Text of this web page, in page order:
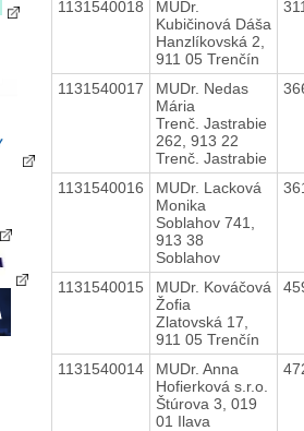
1131540018
MUDr.
Kubičinová Dáša
Hanzlíkovská 2,
911 05 Trenčín
1131540017
MUDr. Nedas
Mária
Trenč. Jastrabie
262, 913 22
Trenč. Jastrabie
1131540016
MUDr. Lacková
Monika
Soblahov 741,
913 38
Soblahov
1131540015
MUDr. Kováčová
Žofia
Zlatovská 17,
911 05 Trenčín
1131540014
MUDr. Anna
Hofierková s.r.o.
Štúrova 3, 019
01 Ilava